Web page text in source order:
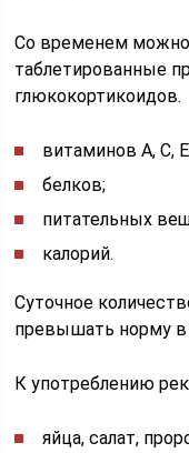
Со временем
таблетированные
глюкокортикоидов.
витаминов А, С,
белков;
питательных
калорий.
Суточное
превышать норму в
К употреблению
яйца, салат,